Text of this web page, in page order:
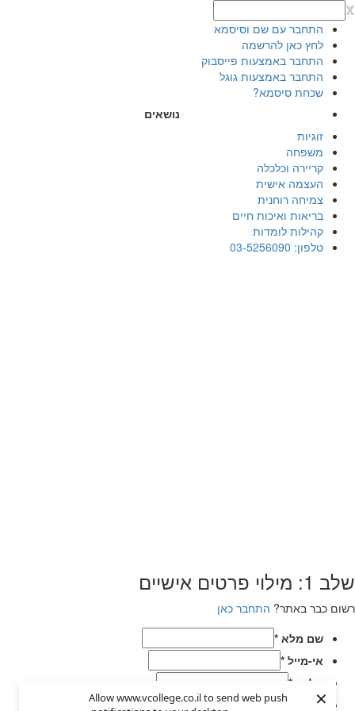
Allow www.vcollege.co.il to send web push
×
x
התחבר עם שם וסיסמא
לחץ כאן להרשמה
התחבר באמצעות פייסבוק
התחבר באמצעות גוגל
שכחת סיסמא?
נושאים
זוגיות
משפחה
קריירה וכלכלה
העצמה אישית
צמיחה רוחנית
בריאות ואיכות חיים
קהילות לומדות
טלפון: 03-5256090
שלב 1: מילוי פרטים אישיים
רשום כבר באתר? התחבר כאן
שם מלא *
אי-מייל *
טלפון *
בחר סיסמא*